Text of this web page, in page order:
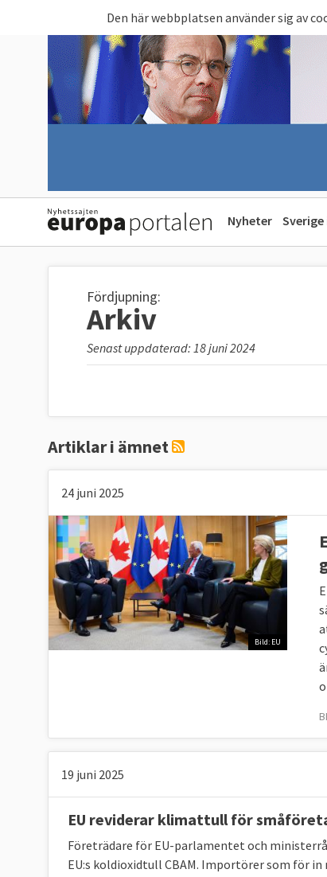
Den här webbplatsen använder sig av
Nyheter Sverige
Fördjupning:
Arkiv
Senast uppdaterad: 18 juni 2024
Artiklar i ämnet
24 juni 2025
Bild: EU
19 juni 2025
EU reviderar klimattull för
Företrädare för EU-parlamentet och
EU:s koldioxidtull CBAM. Importörer som för